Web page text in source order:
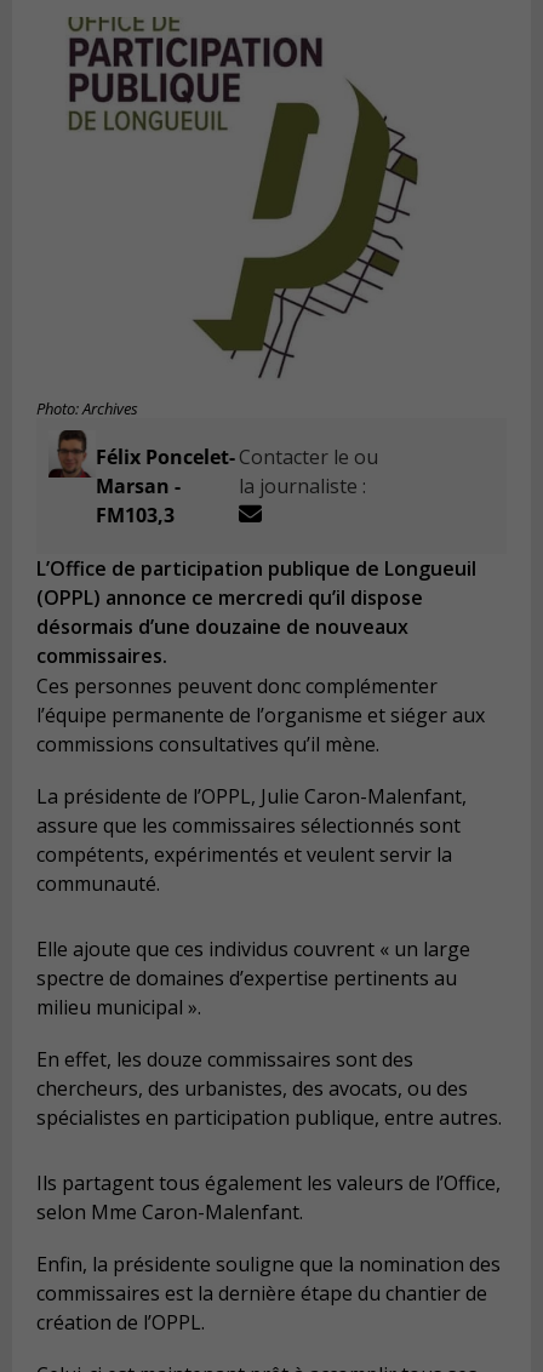
Photo: Archives
Félix Poncelet-
Marsan -
FM103,3
Contacter le ou
la journaliste :
L’Office de participation publique de Longueuil
(OPPL) annonce ce mercredi qu’il dispose
désormais d’une douzaine de nouveaux
commissaires.
Ces personnes peuvent donc complémenter
l’équipe permanente de l’organisme et siéger aux
commissions consultatives qu’il mène.
La présidente de l’OPPL, Julie Caron-Malenfant,
assure que les commissaires sélectionnés sont
compétents, expérimentés et veulent servir la
communauté.
Elle ajoute que ces individus couvrent « un large
spectre de domaines d’expertise pertinents au
milieu municipal ».
En effet, les douze commissaires sont des
chercheurs, des urbanistes, des avocats, ou des
spécialistes en participation publique, entre autres.
Ils partagent tous également les valeurs de l’Office,
selon Mme Caron-Malenfant.
Enfin, la présidente souligne que la nomination des
commissaires est la dernière étape du chantier de
création de l’OPPL.